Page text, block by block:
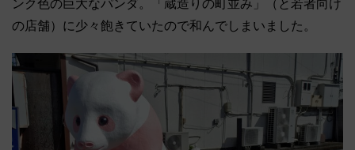
ンク色の巨大なパンダ。「蔵造りの町並み」（と若者向け
の店舗）に少々飽きていたので和んでしまいました。